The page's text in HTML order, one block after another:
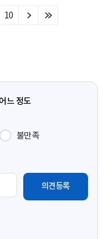
10
다
마
느 정도
불만족